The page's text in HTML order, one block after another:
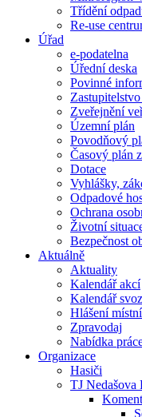
Třídění
Re-use
Úřad
e-podatelna
Úřední deska
Povinné
Zveřejnění
Územní plán
Povodňový
Časový plán
Dotace
Vyhlášky,
Odpadové
Ochrana
Životní
Bezpečnost
Aktuálně
Aktuality
Kalendář akcí
Kalendář
Hlášení
Zpravodaj
Nabídka
Organizace
Hasiči
TJ Nedašova